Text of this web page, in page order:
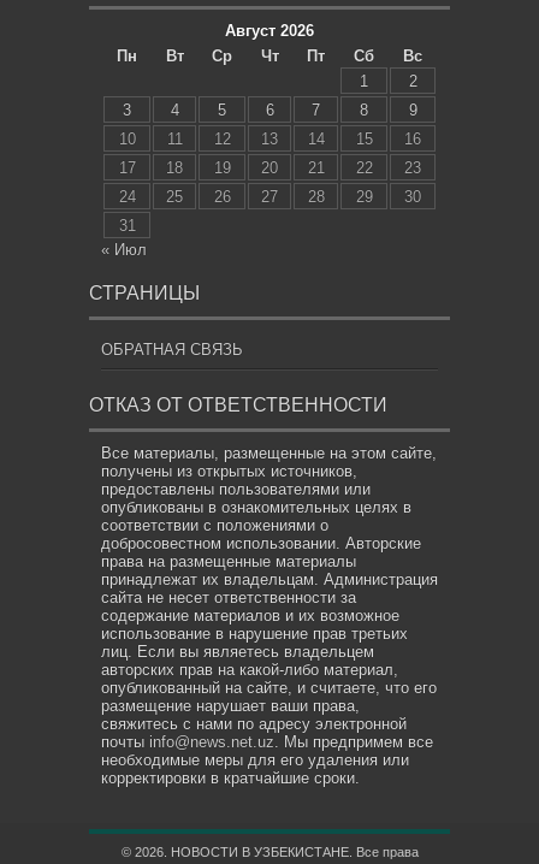
Август 2026
Пн
Вт Ср Чт Пт Сб
Вс
1
2
3
4 5 6 7 8
9
10
11 12 13 14 15
16
17
18 19 20 21 22
23
24
25 26 27 28 29
30
31
« Июл
СТРАНИЦЫ
ОБРАТНАЯ СВЯЗЬ
ОТКАЗ ОТ ОТВЕТСТВЕННОСТИ
Все материалы, размещенные на этом сайте,
получены из открытых источников,
предоставлены пользователями или
опубликованы в ознакомительных целях в
соответствии с положениями о
добросовестном использовании. Авторские
права на размещенные материалы
принадлежат их владельцам. Администрация
сайта не несет ответственности за
содержание материалов и их возможное
использование в нарушение прав третьих
лиц. Если вы являетесь владельцем
авторских прав на какой-либо материал,
опубликованный на сайте, и считаете, что его
размещение нарушает ваши права,
свяжитесь с нами по адресу электронной
почты info@news.net.uz. Мы предпримем все
необходимые меры для его удаления или
корректировки в кратчайшие сроки.
© 2026. НОВОСТИ В УЗБЕКИСТАНЕ. Все права